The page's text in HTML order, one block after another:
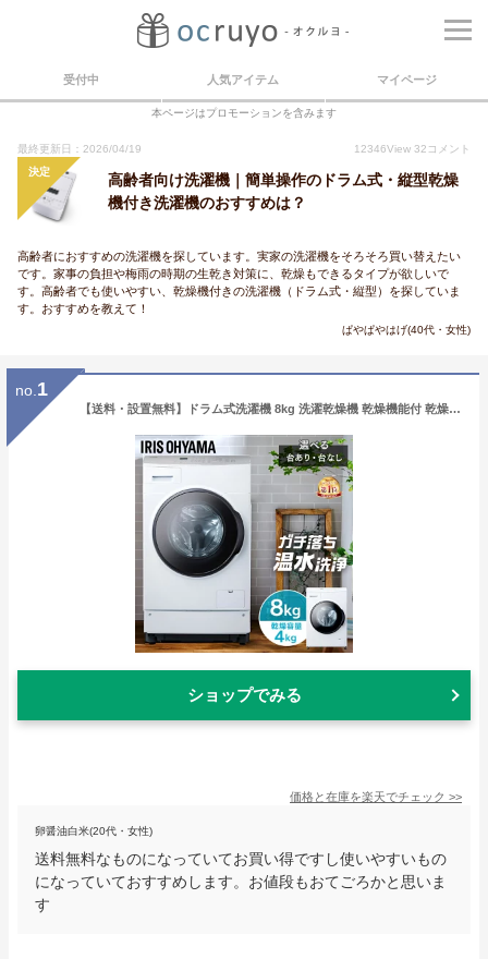
受付中 人気アイテム マイページ
本ページはプロモーションを含みます
最終更新日：2026/04/19 12346View 32 コメント
決定
高齢者向け洗濯機｜簡単操作のドラム式・縦型乾燥
機付き洗濯機のおすすめは？
高齢者におすすめの洗濯機を探しています。実家の洗濯機をそろそろ買い替えたい
です。家事の負担や梅雨の時期の生乾き対策に、乾燥もできるタイプが欲しいで
す。高齢者でも使いやすい、乾燥機付きの洗濯機（ドラム式・縦型）を探していま
す。おすすめを教えて！
ぱやぱやはげ(40代・女性)
no. 1
【送料・設置無料】ドラム式洗濯機 8kg 洗濯乾燥機 乾燥機能付 乾燥機付き洗濯機 一人暮らし アイリスオーヤマ 洗濯8kg 乾燥4kg 乾燥5kg 左開き 温水洗浄 コンパクト CDK842 FLK842【日付指定可能】【代引不可】【同梱不可】【HS】
ショップでみる
価格と在庫を楽天でチェック >>
卵醤油白米(20代・女性)
送料無料なものになっていてお買い得ですし使いやすいもの
になっていておすすめします。お値段もおてごろかと思いま
す